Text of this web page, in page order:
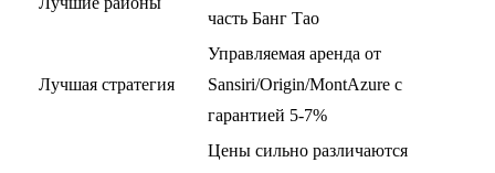
часть Банг Тао
Лучшая стратегия
Управляемая аренда от
Sansiri/Origin/MontAzure с
гарантией 5-7%
Цены сильно различаются